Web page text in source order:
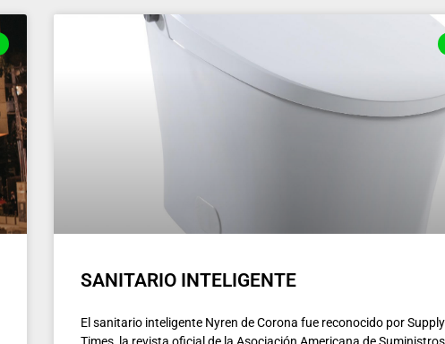
SANITARIO INTELIGENTE
El sanitario inteligente Nyren de Corona fue reconocido por
Times, la revista oficial de la Asociación Americana de Suministros